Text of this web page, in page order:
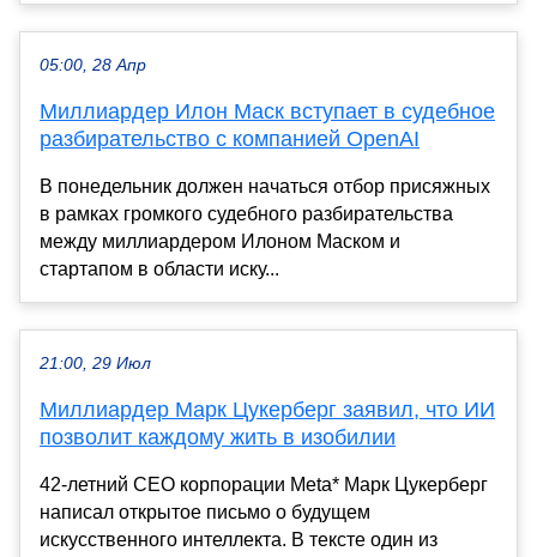
05:00, 28 Апр
Миллиардер Илон Маск вступает в судебное
разбирательство с компанией OpenAI
В понедельник должен начаться отбор присяжных
в рамках громкого судебного разбирательства
между миллиардером Илоном Маском и
стартапом в области иску...
21:00, 29 Июл
Миллиардер Марк Цукерберг заявил, что ИИ
позволит каждому жить в изобилии
42-летний CEO корпорации Meta* Марк Цукерберг
написал открытое письмо о будущем
искусственного интеллекта. В тексте один из